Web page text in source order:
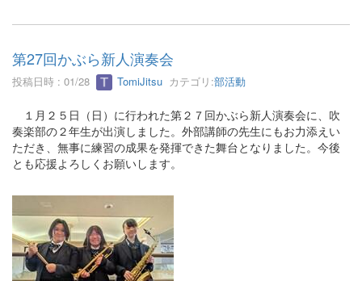
第27回かぶら新人演奏会
投稿日時 : 01/28 TomiJitsu カテゴリ:部活動
１月２５日（日）に行われた第２７回かぶら新人演奏会に、吹
奏楽部の２年生が出演しました。外部講師の先生にもお力添えい
ただき、無事に練習の成果を発揮できた舞台となりました。今後
とも応援よろしくお願いします。